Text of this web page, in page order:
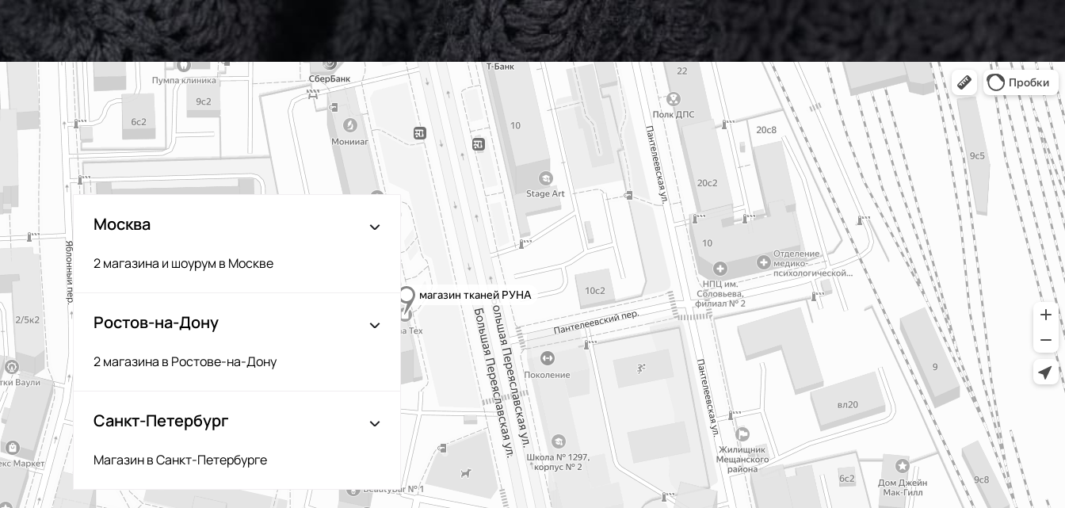
Москва
2 магазина и шоурум в Москве
Ростов-на-Дону
2 магазина в Ростове-на-Дону
Санкт-Петербург
Магазин в Санкт-Петербурге